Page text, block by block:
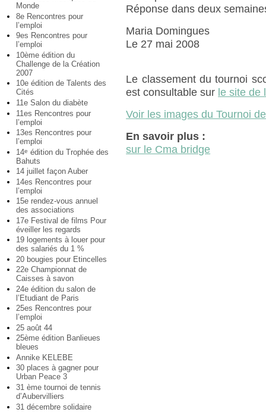
Monde
8e Rencontres pour
l’emploi
9es Rencontres pour
l’emploi
10ème édition du
Challenge de la Création
2007
10e édition de Talents des
Cités
11e Salon du diabète
11es Rencontres pour
l’emploi
13es Rencontres pour
l’emploi
14e édition du Trophée des
Bahuts
14 juillet façon Auber
14es Rencontres pour
l’emploi
15e rendez-vous annuel
des associations
17e Festival de films Pour
éveiller les regards
19 logements à louer pour
des salariés du 1 %
20 bougies pour Etincelles
22e Championnat de
Caisses à savon
24e édition du salon de
l’Etudiant de Paris
25es Rencontres pour
l’emploi
25 août 44
25ème édition Banlieues
bleues
Annike KELEBE
30 places à gagner pour
Urban Peace 3
31 ème tournoi de tennis
d’Aubervilliers
31 décembre solidaire
Réponse dans deux
Maria Domingues
Le 27 mai 2008
Le classement du tournoi
est consultable sur le site de
Voir les images du Tournoi
En savoir plus :
sur le Cma bridge